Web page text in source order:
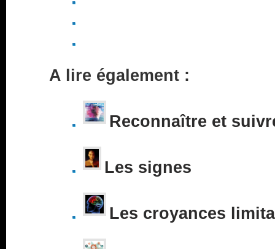
A lire également :
Reconnaître et
Les signes
Les croyances